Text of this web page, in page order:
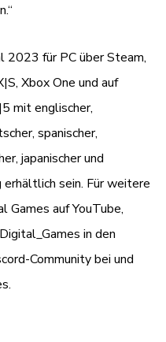
2023 für PC über Steam,
Xbox One und auf
mit englischer,
spanischer,
japanischer und
sein. Für weitere
Games auf YouTube,
in den
Community bei und